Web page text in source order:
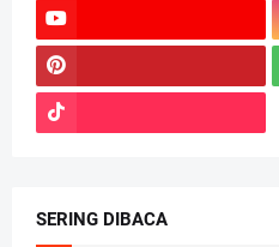
SERING DIBACA